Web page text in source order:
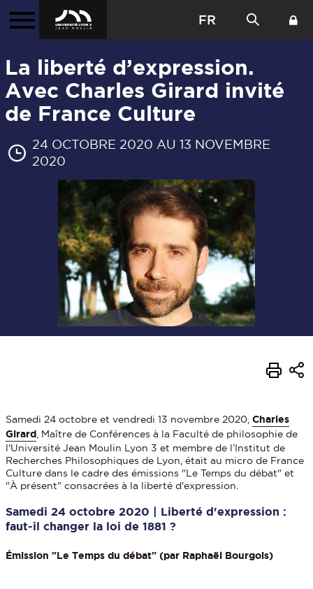
FR
La liberté d’expression.
Avec Charles Girard invité
de France Culture
24 OCTOBRE 2020 AU 13 NOVEMBRE
2020
Samedi 24 octobre et vendredi 13 novembre 2020,Charles
Girard , Maître de Conférences à la Faculté de philosophie de
l'Université Jean Moulin Lyon 3 et membre de l’Institut de
Recherches Philosophiques de Lyon, était au micro de France
Culture dans le cadre des émissions "Le Temps du débat" et
"À présent" consacrées à la liberté d'expression.
Samedi 24 octobre 2020 | Liberté d'expression :
faut-il changer la loi de 1881 ?
Émission "Le Temps du débat" (par Raphaël Bourgois)